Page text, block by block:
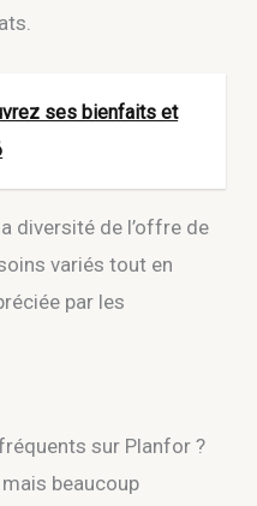
ses bienfaits et
diversité de l’offre de
variés tout en
par les
sur Planfor ?
beaucoup